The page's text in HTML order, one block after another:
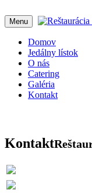
Menu
Domov
Jedálny lístok
O nás
Catering
Galéria
Kontakt
Kontakt